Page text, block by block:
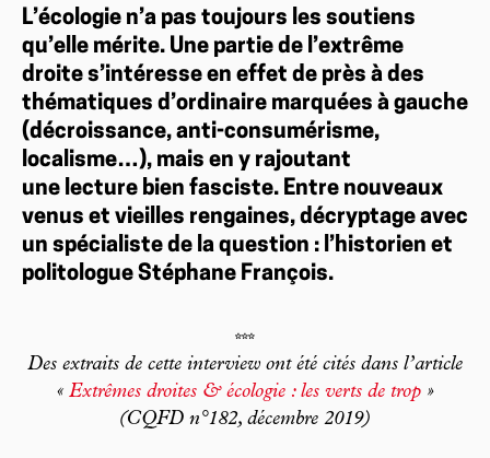
L’écologie n’a pas toujours les soutiens
qu’elle mérite. Une partie de l’extrême
droite s’intéresse en effet de près à des
thématiques d’ordinaire marquées à gauche
(décroissance, anti-consumérisme,
localisme…), mais en y rajoutant
une lecture bien fasciste. Entre nouveaux
venus et vieilles rengaines, décryptage avec
un spécialiste de la question : l’historien et
politologue Stéphane François.
***
Des extraits de cette interview ont été cités dans l’article
« Extrêmes droites & écologie : les verts de trop »
(CQFD n°182, décembre 2019)